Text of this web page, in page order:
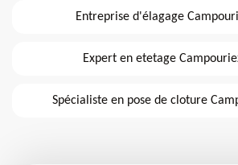
Entreprise d'élagage
Expert en etetage
Spécialiste en pose de cloture